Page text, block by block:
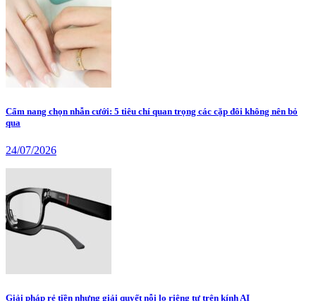
Cẩm nang chọn nhẫn cưới: 5 tiêu chí quan trọng các cặp đôi không nên bỏ
qua
24/07/2026
Giải pháp rẻ tiền nhưng giải quyết nỗi lo riêng tư trên kính AI